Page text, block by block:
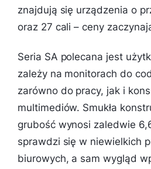
znajdują się urządzenia o
oraz 27 cali – ceny
Seria SA polecana jest
zależy na monitorach do
zarówno do pracy, jak i
multimediów. Smukła
grubość wynosi zaledwie
sprawdzi się w niewielkich
biurowych, a sam wygląd